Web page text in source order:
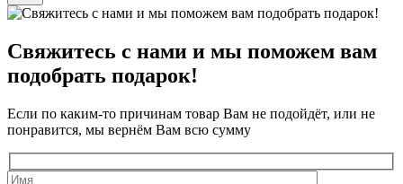
Свяжитесь с нами и мы поможем вам
подобрать подарок!
Если по каким-то причинам товар Вам не подойдёт, или не
понравится, мы вернём Вам всю сумму